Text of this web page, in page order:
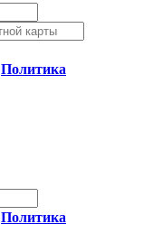
Политика
Политика